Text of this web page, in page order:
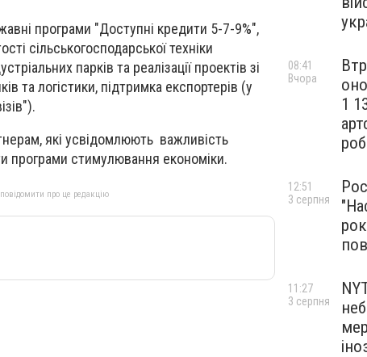
програми "Доступні кредити 5-7-9%",
сільськогосподарської техніки
парків та реалізації проектів зі
та логістики, підтримка експортерів (у
які усвідомлюють важливість
програми стимулювання економіки.
про це редакцію
1
08:41
Вчора
12:51
3 серпня
11:27
3 серпня